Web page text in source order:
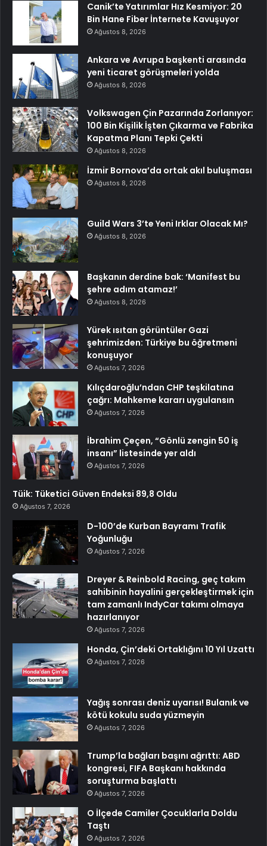
Canik’te Yatırımlar Hız Kesmiyor: 20
Bin Hane Fiber İnternete Kavuşuyor
Ağustos 8, 2026
Ankara ve Avrupa başkenti arasında
yeni ticaret görüşmeleri yolda
Ağustos 8, 2026
Volkswagen Çin Pazarında Zorlanıyor:
100 Bin Kişilik İşten Çıkarma ve Fabrika
Kapatma Planı Tepki Çekti
Ağustos 8, 2026
İzmir Bornova’da ortak akıl buluşması
Ağustos 8, 2026
Guild Wars 3’te Yeni Irklar Olacak Mı?
Ağustos 8, 2026
Başkanın derdine bak: ‘Manifest bu
şehre adım atamaz!’
Ağustos 8, 2026
Yürek ısıtan görüntüler Gazi
şehrimizden: Türkiye bu öğretmeni
konuşuyor
Ağustos 7, 2026
Kılıçdaroğlu’ndan CHP teşkilatına
çağrı: Mahkeme kararı uygulansın
Ağustos 7, 2026
İbrahim Çeçen, “Gönlü zengin 50 iş
insanı” listesinde yer aldı
Ağustos 7, 2026
Tüik: Tüketici Güven Endeksi 89,8 Oldu
Ağustos 7, 2026
D-100’de Kurban Bayramı Trafik
Yoğunluğu
Ağustos 7, 2026
Dreyer & Reinbold Racing, geç takım
sahibinin hayalini gerçekleştirmek için
tam zamanlı IndyCar takımı olmaya
hazırlanıyor
Ağustos 7, 2026
Honda, Çin’deki Ortaklığını 10 Yıl Uzattı
Ağustos 7, 2026
Yağış sonrası deniz uyarısı! Bulanık ve
kötü kokulu suda yüzmeyin
Ağustos 7, 2026
Trump’la bağları başını ağrıttı: ABD
kongresi, FIFA Başkanı hakkında
soruşturma başlattı
Ağustos 7, 2026
O İlçede Camiler Çocuklarla Doldu
Taştı
Ağustos 7, 2026